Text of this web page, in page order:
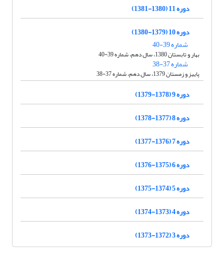
دوره 11 (1380-1381)
دوره 10 (1379-1380)
شماره 39-40
بهار و تابستان 1380، سال دهم، شماره 39-40
شماره 37-38
پاییز و زمستان 1379، سال دهم، شماره 37-38
دوره 9 (1378-1379)
دوره 8 (1377-1378)
دوره 7 (1376-1377)
دوره 6 (1375-1376)
دوره 5 (1374-1375)
دوره 4 (1373-1374)
دوره 3 (1372-1373)